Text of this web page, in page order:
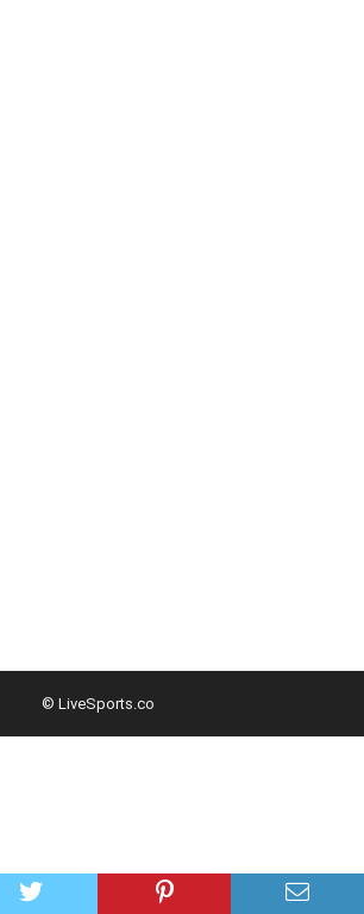
© LiveSports.co